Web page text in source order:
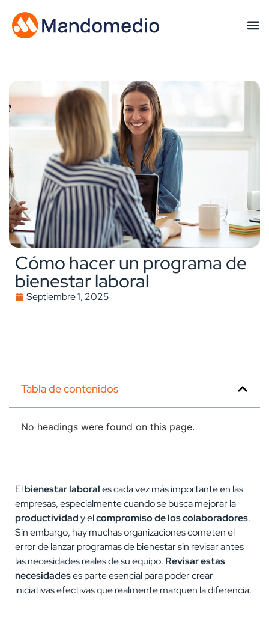
Cómo hacer un programa de
bienestar laboral
Septiembre 1, 2025
Tabla de contenidos
No headings were found on this page.
Elbienestar laborales cada vez más importante en las
empresas, especialmente cuando se busca mejorar la
productividady elcompromiso de los colaboradores.
Sin embargo, hay muchas organizaciones cometen el
error de lanzar programas de bienestar sin revisar antes
las necesidades reales de su equipo. Revisar estas
necesidadeses parte esencial para poder crear
iniciativas efectivas que realmente marquen la diferencia.